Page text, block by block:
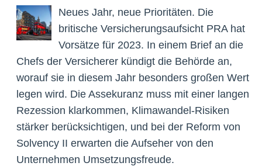
Neues Jahr, neue Prioritäten. Die
britische Versicherungsaufsicht PRA hat
Vorsätze für 2023. In einem Brief an die
Chefs der Versicherer kündigt die Behörde an,
worauf sie in diesem Jahr besonders großen Wert
legen wird. Die Assekuranz muss mit einer langen
Rezession klarkommen, Klimawandel-Risiken
stärker berücksichtigen, und bei der Reform von
Solvency II erwarten die Aufseher von den
Unternehmen Umsetzungsfreude.